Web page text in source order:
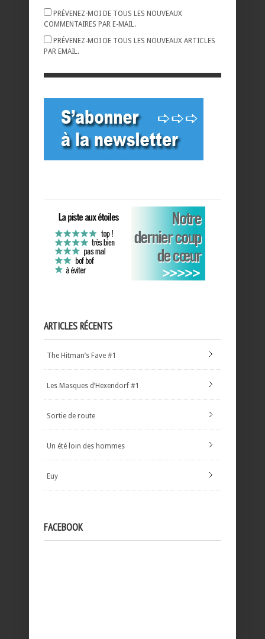
PRÉVENEZ-MOI DE TOUS LES NOUVEAUX
COMMENTAIRES PAR E-MAIL.
PRÉVENEZ-MOI DE TOUS LES NOUVEAUX ARTICLES
PAR EMAIL.
ARTICLES RÉCENTS
The Hitman’s Fave #1
Les Masques d’Hexendorf #1
Sortie de route
Un été loin des hommes
Euy
FACEBOOK